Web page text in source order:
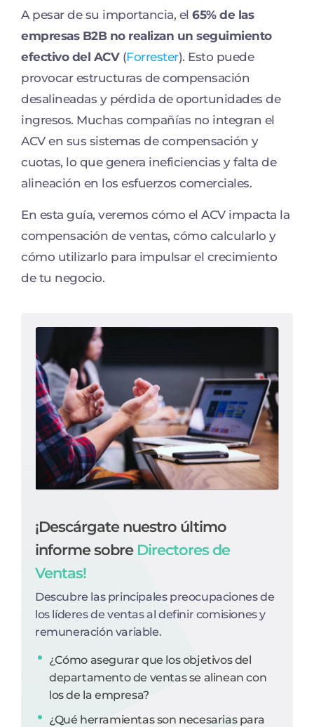
A pesar de su importancia, el 65% de las
empresas B2B no realizan un seguimiento
efectivo del ACV(Forrester). Esto puede
provocar estructuras de compensación
desalineadas y pérdida de oportunidades de
ingresos. Muchas compañías no integran el
ACV en sus sistemas de compensación y
cuotas, lo que genera ineficiencias y falta de
alineación en los esfuerzos comerciales.
En esta guía, veremos cómo el ACV impacta la
compensación de ventas, cómo calcularlo y
cómo utilizarlo para impulsar el crecimiento
de tu negocio.
¡Descárgate nuestro último
informe sobre Directores de
Ventas!
Descubre las principales preocupaciones de
los líderes de ventas al definir comisiones y
remuneración variable.
¿Cómo asegurar que los objetivos del
departamento de ventas se alinean con
los de la empresa?
¿Qué herramientas son necesarias para